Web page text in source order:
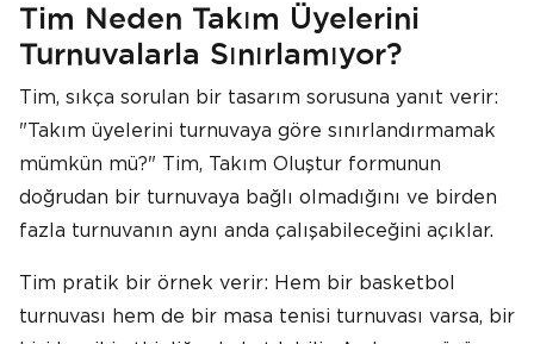
Tim Neden Takım Üyelerini
Turnuvalarla Sınırlamıyor?
Tim, sıkça sorulan bir tasarım sorusuna yanıt verir:
"Takım üyelerini turnuvaya göre sınırlandırmamak
mümkün mü?" Tim, Takım Oluştur formunun
doğrudan bir turnuvaya bağlı olmadığını ve birden
fazla turnuvanın aynı anda çalışabileceğini açıklar.
Tim pratik bir örnek verir: Hem bir basketbol
turnuvası hem de bir masa tenisi turnuvası varsa, bir